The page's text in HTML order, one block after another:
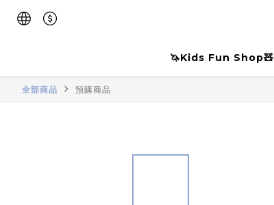
🦄Kids Fun Shop🧸
全部商品 預購商品